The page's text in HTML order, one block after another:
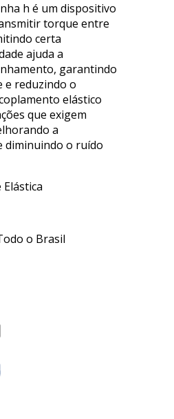
h é um dispositivo
torque entre
certa
ajuda a
garantindo
e reduzindo o
elástico
que exigem
a
diminuindo o ruído
o Brasil